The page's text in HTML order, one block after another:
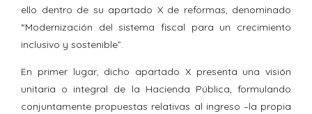
ello dentro de su apartado X de reformas, denominado
“Modernización del sistema fiscal para un crecimiento
inclusivo y sostenible”.
En primer lugar, dicho apartado X presenta una visión
unitaria o integral de la Hacienda Pública, formulando
conjuntamente propuestas relativas al ingreso –la propia